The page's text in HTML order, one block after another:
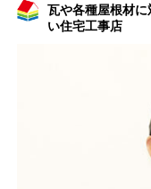
瓦や各種屋根材
い住宅工事店